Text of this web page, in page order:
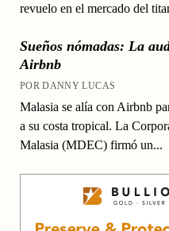
revuelo en el mercado del
Sueños nómadas: La
Airbnb
POR DANNY LUCAS
Malasia se alía con Airbnb
a su costa tropical. La
Malasia (MDEC) firmó un...